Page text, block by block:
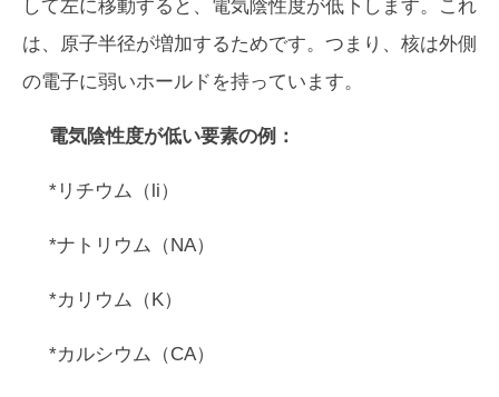
して左に移動すると、電気陰性度が低下します。これ
は、原子半径が増加するためです。つまり、核は外側
の電子に弱いホールドを持っています。
電気陰性度が低い要素の例：
*リチウム（li）
*ナトリウム（NA）
*カリウム（K）
*カルシウム（CA）